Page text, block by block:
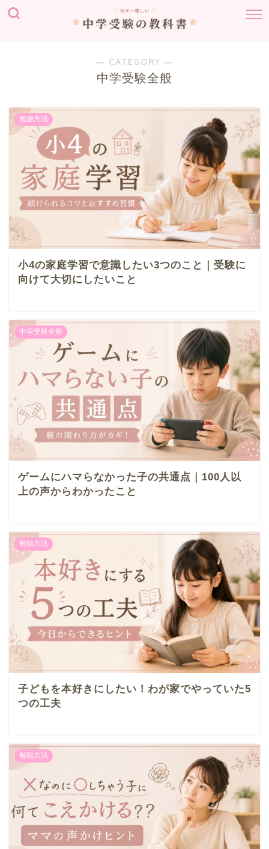
― CATEGORY ―
中学受験全般
勉強方法
小4の家庭学習で意識したい3つのこと｜受験に
向けて大切にしたいこと
中学受験全般
ゲームにハマらなかった子の共通点｜100人以
上の声からわかったこと
勉強方法
子どもを本好きにしたい！わが家でやっていた5
つの工夫
勉強方法